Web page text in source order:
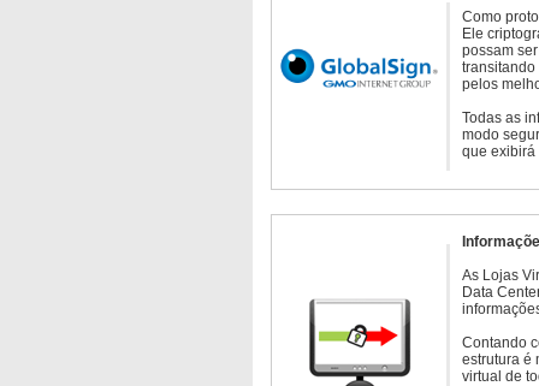
Como
Ele
possam
transitando
pelos
Todas as
modo
que exibirá
As Lojas
Data
Contando
estrutura é
virtual de